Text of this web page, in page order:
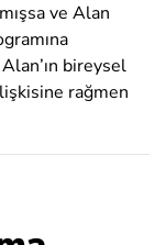
ve Alan
bireysel
rağmen